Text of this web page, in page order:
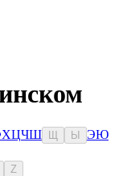
ХЦЧШ Ы ЭЮ
Z